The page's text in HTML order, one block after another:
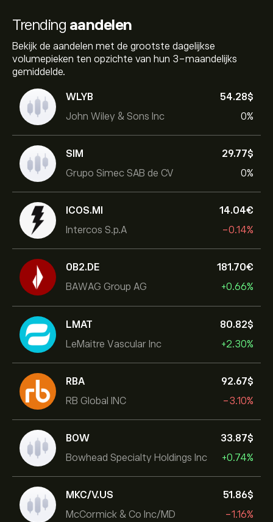
Trending aandelen
Bekijk de aandelen met de grootste dagelijkse
volumepieken ten opzichte van hun 3-maandelijks
gemiddelde.
WLYB
John Wiley & Sons Inc
54.28‎$‎
0%
SIM
Grupo Simec SAB de CV
29.77‎$‎
0%
ICOS.MI
Intercos S.p.A
14.04‎€‎
-0.14%
0B2.DE
BAWAG Group AG
181.70‎€‎
+0.66%
LMAT
LeMaitre Vascular Inc
80.82‎$‎
+2.30%
RBA
RB Global INC
92.67‎$‎
-3.10%
BOW
Bowhead Specialty Holdings Inc
33.87‎$‎
+0.74%
MKC/V.US
McCormick & Co Inc/MD
51.86‎$‎
-1.16%